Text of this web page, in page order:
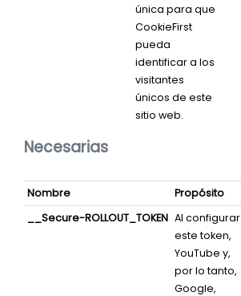
Necesarias
única para que
CookieFirst
pueda
identificar a los
visitantes
únicos de este
sitio web.
Nombre Propósito
__Secure-ROLLOUT_TOKEN Al configurar
este token,
YouTube y,
por lo tanto,
Google,